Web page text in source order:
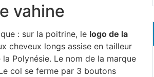
vahine
: sur la poitrine, le logo de la
cheveux longs assise en tailleur
Polynésie. Le nom de la marque
col se ferme par 3 boutons